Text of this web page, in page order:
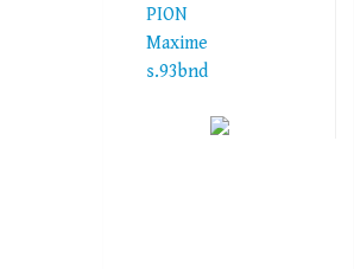
PION
Maxime
s.93bnd